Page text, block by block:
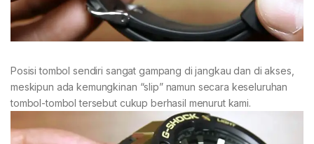
Posisi tombol sendiri sangat gampang di jangkau dan di akses,
meskipun ada kemungkinan “slip” namun secara keseluruhan
tombol-tombol tersebut cukup berhasil menurut kami.